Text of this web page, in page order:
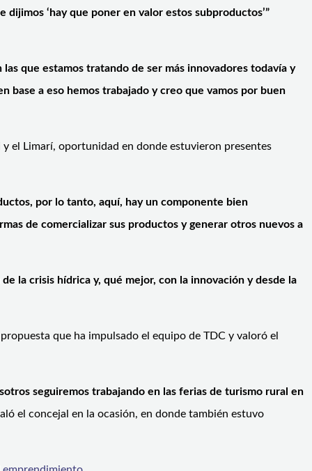
‘hay que poner en valor estos subproductos’”
las que estamos tratando de ser más innovadores todavía y
base a eso hemos trabajado y creo que vamos por buen
el Limarí, oportunidad en donde estuvieron presentes
por lo tanto, aquí, hay un componente bien
de comercializar sus productos y generar otros nuevos a
la crisis hídrica y, qué mejor, con la innovación y desde la
que ha impulsado el equipo de TDC y valoró el
seguiremos trabajando en las ferias de turismo rural en
el concejal en la ocasión, en donde también estuvo